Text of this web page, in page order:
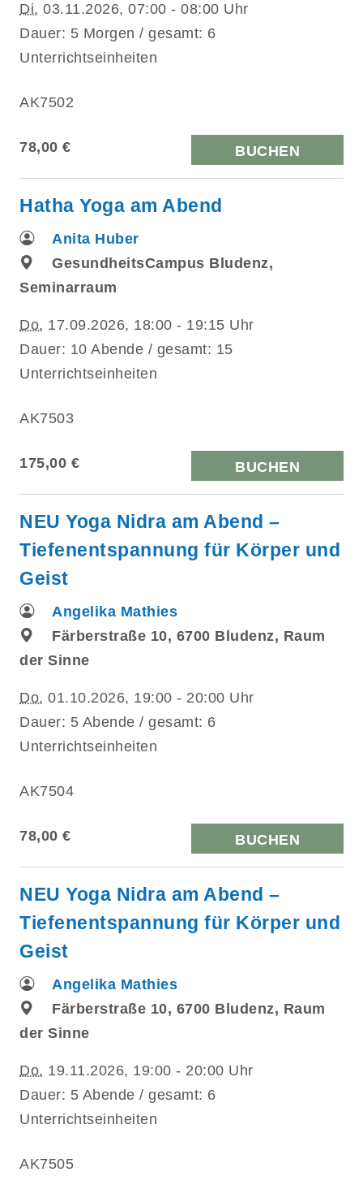
Di. 03.11.2026, 07:00 - 08:00 Uhr
Dauer: 5 Morgen / gesamt: 6
Unterrichtseinheiten
AK7502
78,00 € BUCHEN
Hatha Yoga am Abend
Anita Huber
GesundheitsCampus Bludenz,
Seminarraum
Do. 17.09.2026, 18:00 - 19:15 Uhr
Dauer: 10 Abende / gesamt: 15
Unterrichtseinheiten
AK7503
175,00 € BUCHEN
NEU Yoga Nidra am Abend –
Tiefenentspannung für Körper und
Geist
Angelika Mathies
Färberstraße 10, 6700 Bludenz, Raum
der Sinne
Do. 01.10.2026, 19:00 - 20:00 Uhr
Dauer: 5 Abende / gesamt: 6
Unterrichtseinheiten
AK7504
78,00 € BUCHEN
NEU Yoga Nidra am Abend –
Tiefenentspannung für Körper und
Geist
Angelika Mathies
Färberstraße 10, 6700 Bludenz, Raum
der Sinne
Do. 19.11.2026, 19:00 - 20:00 Uhr
Dauer: 5 Abende / gesamt: 6
Unterrichtseinheiten
AK7505